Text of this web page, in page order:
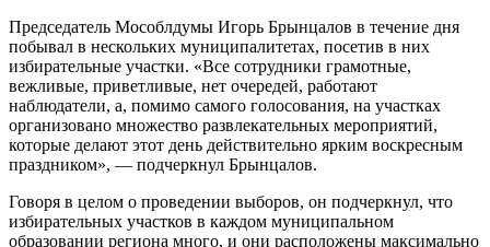
Председатель Мособлдумы Игорь Брынцалов в течение дня
побывал в нескольких муниципалитетах, посетив в них
избирательные участки. «Все сотрудники грамотные,
вежливые, приветливые, нет очередей, работают
наблюдатели, а, помимо самого голосования, на участках
организовано множество развлекательных мероприятий,
которые делают этот день действительно ярким воскресным
праздником», — подчеркнул Брынцалов.
Говоря в целом о проведении выборов, он подчеркнул, что
избирательных участков в каждом муниципальном
образовании региона много, и они расположены максимально